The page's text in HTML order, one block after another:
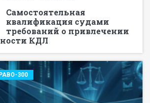
Самостоятельная
квалификация судами
требований о привлечении
КДЛ
300